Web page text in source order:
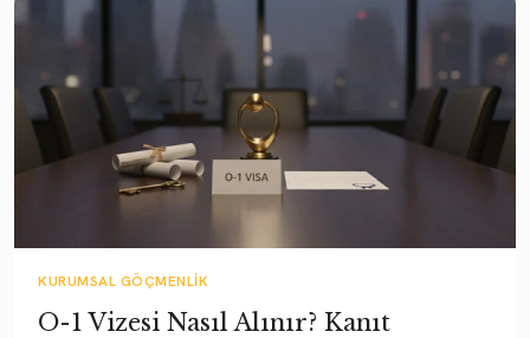
KURUMSAL GÖÇMENLIK
O-1 Vizesi Nasıl Alınır? Kanıt